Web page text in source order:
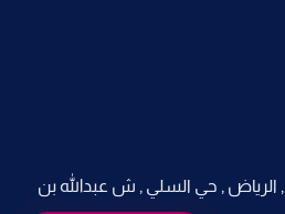
, الرياض , حي السلي , ش عبدالله بن